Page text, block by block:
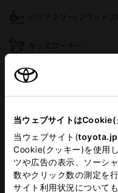
当ウェブサイトはCookie(
当ウェブサイト(toyota.jp
Cookie(クッキー)を使用
ツや広告の表示、ソーシ
数やクリック数の測定を
サイト利用状況について
バリアフリー/フラットフ
キッズコーナー
フリードリンク
G-Station
WiFi